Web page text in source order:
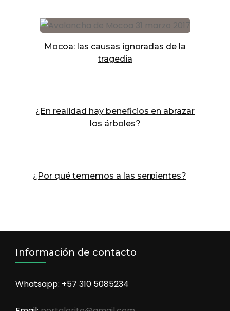
Mocoa: las causas ignoradas de la
tragedia
¿En realidad hay beneficios en abrazar
los árboles?
¿Por qué tememos a las serpientes?
Información de contacto
Whatsapp: +57 310 5085234